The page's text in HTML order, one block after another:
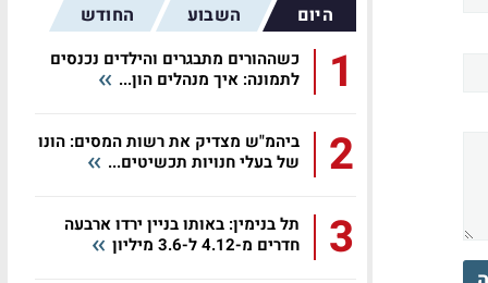
היום השבוע החודש
1
כשההורים מתבגרים והילדים נכנסים
לתמונה: איך מנהלים הון...
2
ביהמ"ש מצדיק את רשות המסים: הונו
של בעלי חנויות תכשיטים...
3
תל בנימין: באותו בניין ירדו ארבעה
חדרים מ-4.12 ל-3.6 מיליון